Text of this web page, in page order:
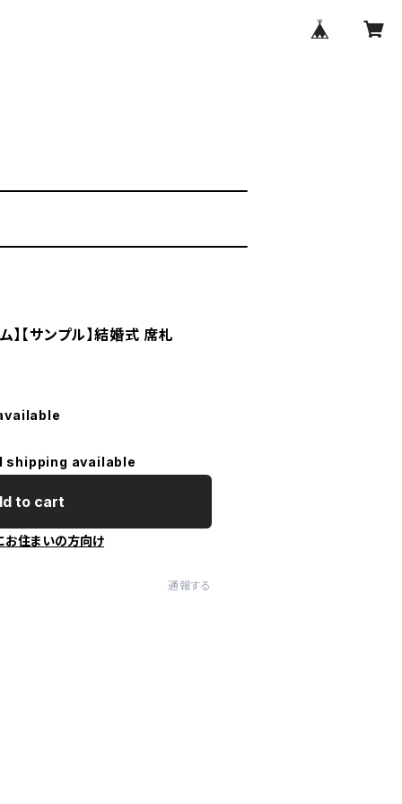
【サンプル】結婚式 席札
shipping available
to cart
お住まいの方向け
通報する